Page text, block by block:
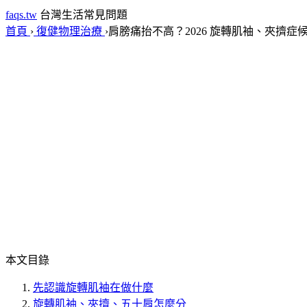
faqs.tw 台灣生活常見問題
首頁 › 復健物理治療 ›肩膀痛抬不高？2026 旋轉肌袖、夾擠症
本文目錄
先認識旋轉肌袖在做什麼
旋轉肌袖、夾擠、五十肩怎麼分